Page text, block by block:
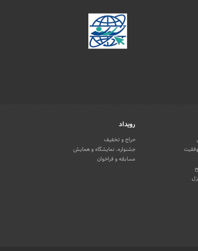
رویداد
حراج و تخفیف
جشنواره، نمایشگاه و همایش
مسابقه و فراخوان